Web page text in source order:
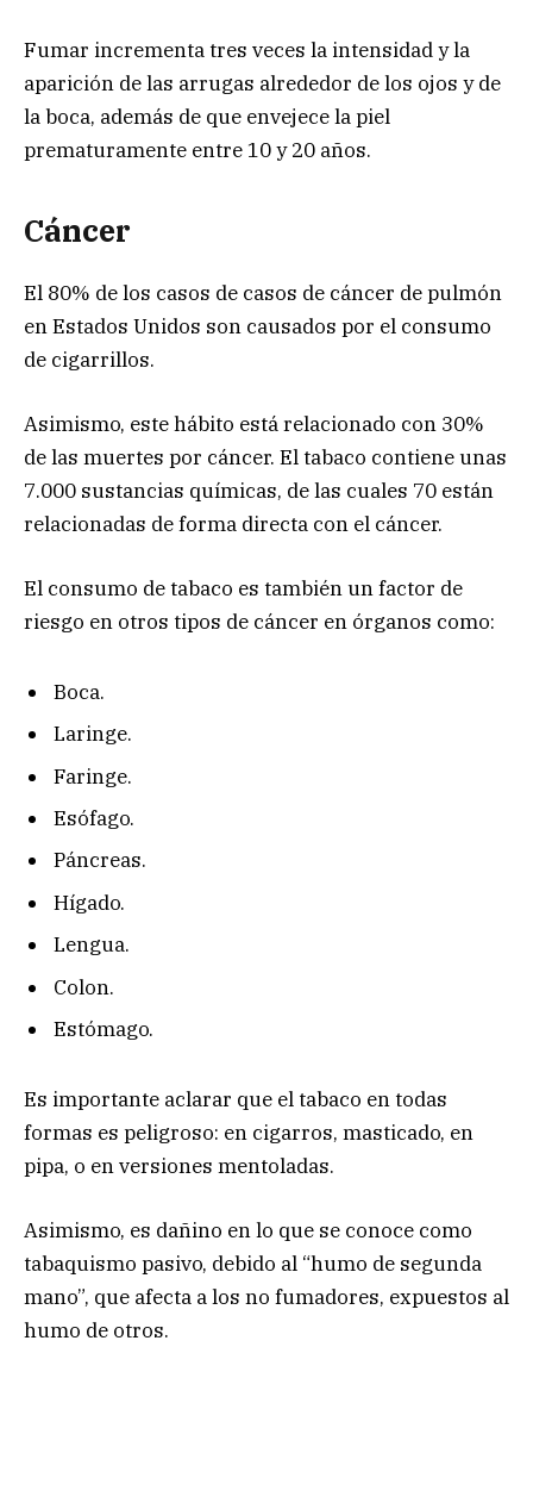
Fumar incrementa tres veces la intensidad y la
aparición de las arrugas alrededor de los ojos y de
la boca, además de que envejece la piel
prematuramente entre 10 y 20 años.
Cáncer
El 80% de los casos de casos de cáncer de pulmón
en Estados Unidos son causados por el consumo
de cigarrillos.
Asimismo, este hábito está relacionado con 30%
de las muertes por cáncer. El tabaco contiene unas
7.000 sustancias químicas, de las cuales 70 están
relacionadas de forma directa con el cáncer.
El consumo de tabaco es también un factor de
riesgo en otros tipos de cáncer en órganos como:
Boca.
Laringe.
Faringe.
Esófago.
Páncreas.
Hígado.
Lengua.
Colon.
Estómago.
Es importante aclarar que el tabaco en todas
formas es peligroso: en cigarros, masticado, en
pipa, o en versiones mentoladas.
Asimismo, es dañino en lo que se conoce como
tabaquismo pasivo, debido al “humo de segunda
mano”, que afecta a los no fumadores, expuestos al
humo de otros.